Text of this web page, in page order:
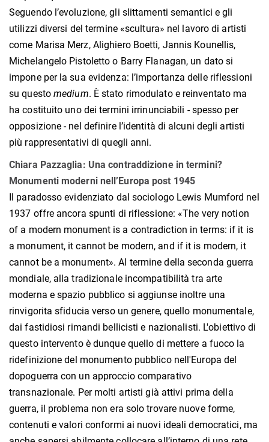
Seguendo l’evoluzione, gli slittamenti semantici e gli
utilizzi diversi del termine «scultura» nel lavoro di artisti
come Marisa Merz, Alighiero Boetti, Jannis Kounellis,
Michelangelo Pistoletto o Barry Flanagan, un dato si
impone per la sua evidenza: l’importanza delle riflessioni
su questo medium. È stato rimodulato e reinventato ma
ha costituito uno dei termini irrinunciabili - spesso per
opposizione - nel definire l’identità di alcuni degli artisti
più rappresentativi di quegli anni.
Chiara Pazzaglia: Una contraddizione in termini?
Monumenti moderni nell’Europa post 1945
Il paradosso evidenziato dal sociologo Lewis Mumford nel
1937 offre ancora spunti di riflessione: «The very notion
of a modern monument is a contradiction in terms: if it is
a monument, it cannot be modern, and if it is modern, it
cannot be a monument». Al termine della seconda guerra
mondiale, alla tradizionale incompatibilità tra arte
moderna e spazio pubblico si aggiunse inoltre una
rinvigorita sfiducia verso un genere, quello monumentale,
dai fastidiosi rimandi bellicisti e nazionalisti. L'obiettivo di
questo intervento è dunque quello di mettere a fuoco la
ridefinizione del monumento pubblico nell'Europa del
dopoguerra con un approccio comparativo
transnazionale. Per molti artisti già attivi prima della
guerra, il problema non era solo trovare nuove forme,
contenuti e valori conformi ai nuovi ideali democratici, ma